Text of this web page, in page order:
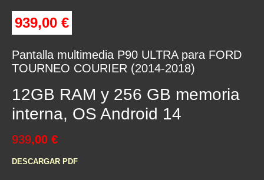
939,00 €
Pantalla multimedia P90 ULTRA para FORD
TOURNEO COURIER (2014-2018)
12GB RAM y 256 GB memoria
interna, OS Android 14
939,00 €
DESCARGAR PDF